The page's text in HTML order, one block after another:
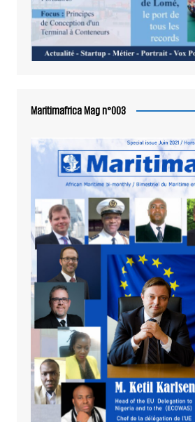
Maritimafrica Mag n°003